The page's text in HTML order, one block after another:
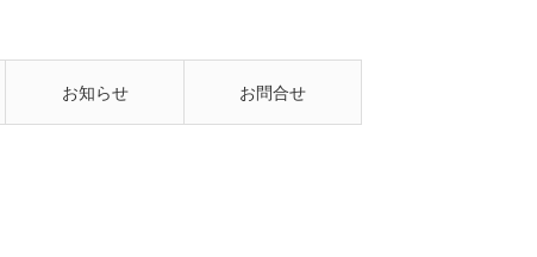
お知らせ お問合せ